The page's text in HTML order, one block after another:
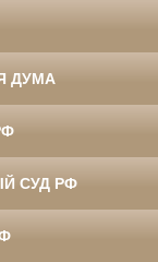
ДУМА
СУД РФ